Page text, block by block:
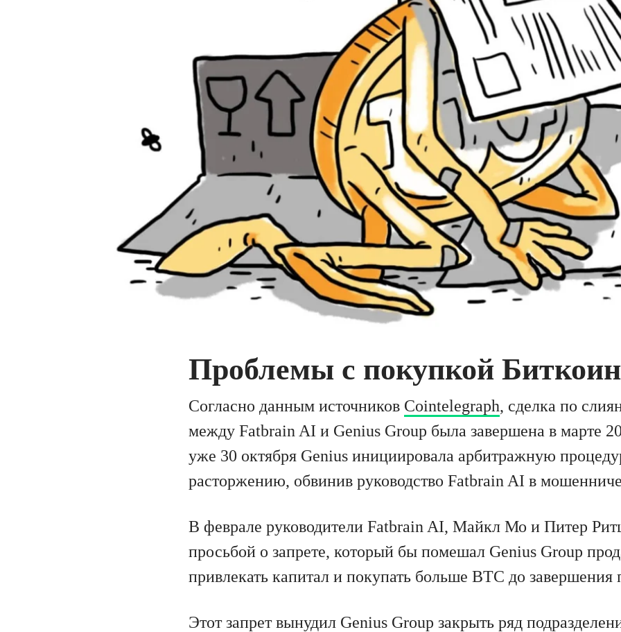
Проблемы с покупкой
Согласно данным источников Cointelegraph, сделка по
между Fatbrain AI и Genius Group была завершена в марте
уже 30 октября Genius инициировала арбитражную
расторжению, обвинив руководство Fatbrain AI в
В феврале руководители Fatbrain AI, Майкл Мо и Питер
просьбой о запрете, который бы помешал Genius Group
привлекать капитал и покупать больше BTC до завершения
Этот запрет вынудил Genius Group закрыть ряд